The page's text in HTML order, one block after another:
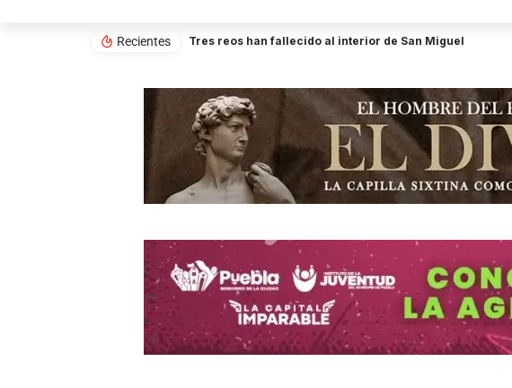
Recientes Tres reos han fallecido al interior de San Miguel